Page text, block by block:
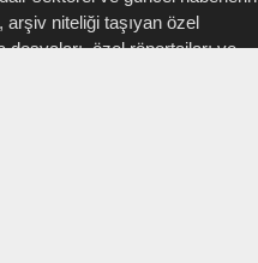
arşiv niteliği taşıyan özel
dosyaları, özel röportajları ve